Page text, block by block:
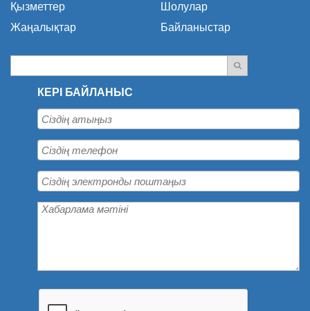
Қызметтер
Жаңалықтар
Шолулар
Байланыстар
КЕРІ БАЙЛАНЫС